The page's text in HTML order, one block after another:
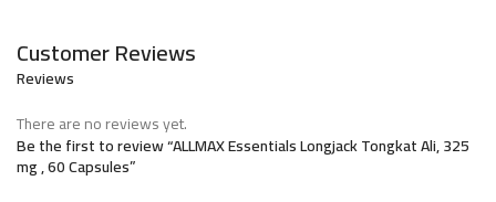
المكونات
كبسولات نباتية (هيبروميلوز), سليلوز دقيق التبلور, ستيرات المغنسيوم.
Customer Reviews
Reviews
There are no reviews yet.
Be the first to review “ALLMAX Essentials Longjack Tongkat Ali, 325
mg , 60 Capsules”